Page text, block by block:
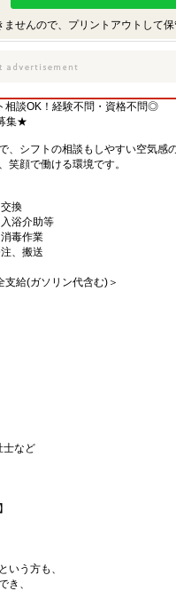
せんので、プリントアウトして保
相談OK！経験不問・資格不問◎
集★
、シフトの相談もしやすい空気感
笑顔で働ける環境です。
換
浴介助等
毒作業
、搬送
給(ガソリン代含む)＞
士など
いう方も、
き、